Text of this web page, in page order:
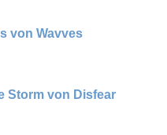
von Wavves
Storm von Disfear